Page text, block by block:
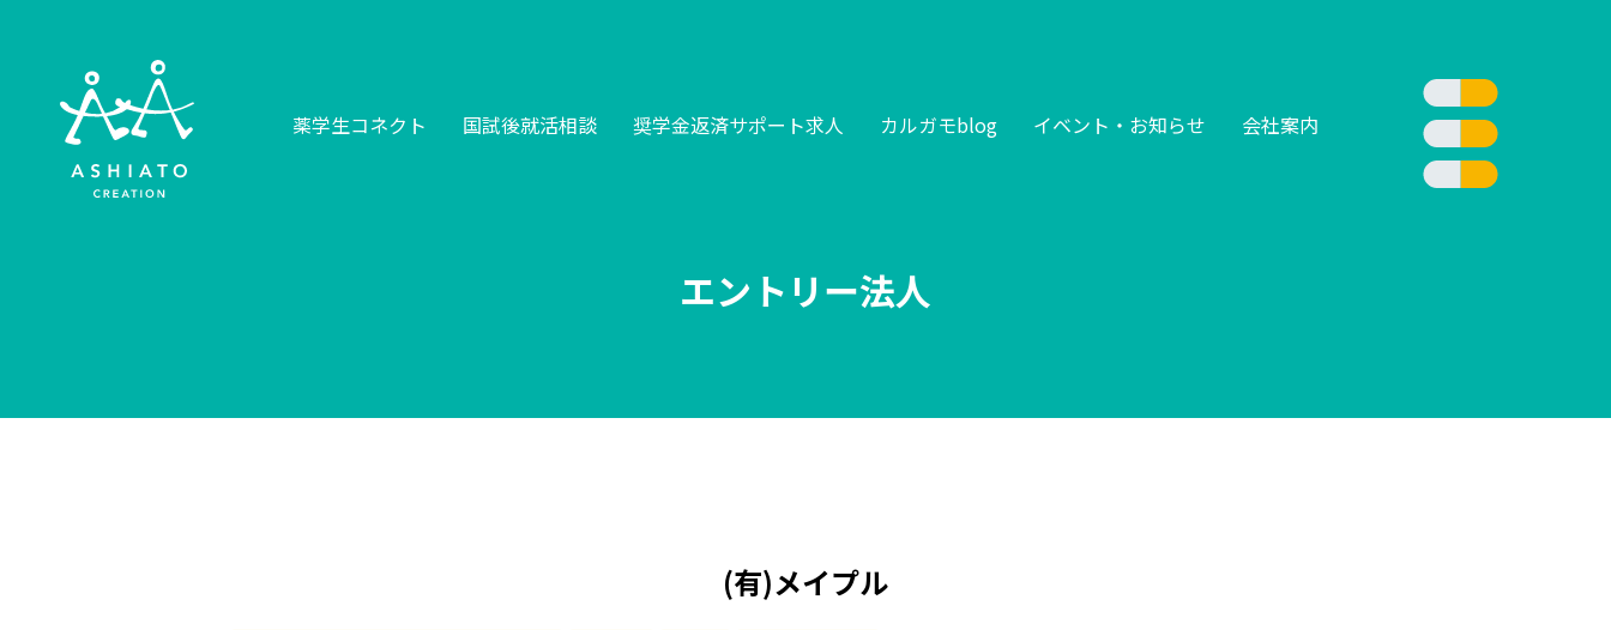
薬学生コネクト 国試後就活相談 奨学金返済サポート求人 カルガモblog イベント・お知らせ 会社案内
エントリー法人
(有)メイプル